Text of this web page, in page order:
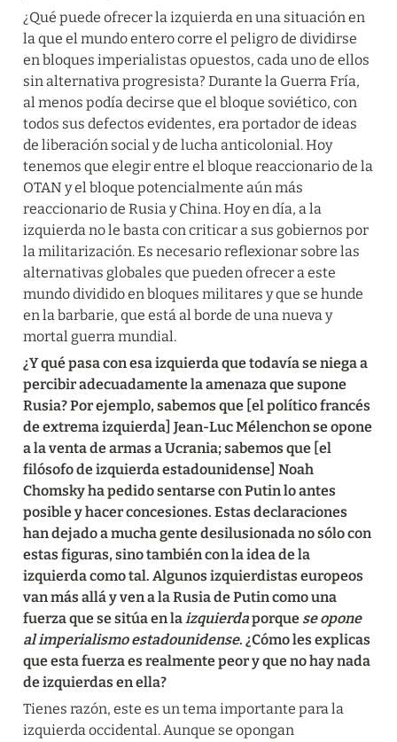
¿Qué puede ofrecer la izquierda en una situación en
la que el mundo entero corre el peligro de dividirse
en bloques imperialistas opuestos, cada uno de ellos
sin alternativa progresista? Durante la Guerra Fría,
al menos podía decirse que el bloque soviético, con
todos sus defectos evidentes, era portador de ideas
de liberación social y de lucha anticolonial. Hoy
tenemos que elegir entre el bloque reaccionario de la
OTAN y el bloque potencialmente aún más
reaccionario de Rusia y China. Hoy en día, a la
izquierda no le basta con criticar a sus gobiernos por
la militarización. Es necesario reflexionar sobre las
alternativas globales que pueden ofrecer a este
mundo dividido en bloques militares y que se hunde
en la barbarie, que está al borde de una nueva y
mortal guerra mundial.
¿Y qué pasa con esa izquierda que todavía se niega a
percibir adecuadamente la amenaza que supone
Rusia? Por ejemplo, sabemos que [el político francés
de extrema izquierda] Jean-Luc Mélenchon se opone
a la venta de armas a Ucrania; sabemos que [el
filósofo de izquierda estadounidense] Noah
Chomsky ha pedido sentarse con Putin lo antes
posible y hacer concesiones. Estas declaraciones
han dejado a mucha gente desilusionada no sólo con
estas figuras, sino también con la idea de la
izquierda como tal. Algunos izquierdistas europeos
van más allá y ven a la Rusia de Putin como una
fuerza que se sitúa en la izquierda porque se opone
al imperialismo estadounidense. ¿Cómo les explicas
que esta fuerza es realmente peor y que no hay nada
de izquierdas en ella?
Tienes razón, este es un tema importante para la
izquierda occidental. Aunque se opongan